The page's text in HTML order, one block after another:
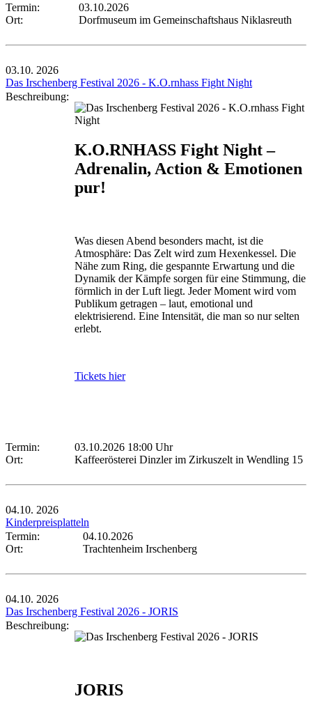
Termin:
03.10.2026
Ort:
Dorfmuseum im Gemeinschaftshaus Niklasreuth
03.10. 2026
Das Irschenberg Festival 2026 - K.O.rnhass Fight Night
Beschreibung:
K.O.RNHASS Fight Night –
Adrenalin, Action & Emotionen
pur!
Was diesen Abend besonders macht, ist die
Atmosphäre: Das Zelt wird zum Hexenkessel. Die
Nähe zum Ring, die gespannte Erwartung und die
Dynamik der Kämpfe sorgen für eine Stimmung, die
förmlich in der Luft liegt. Jeder Moment wird vom
Publikum getragen – laut, emotional und
elektrisierend. Eine Intensität, die man so nur selten
erlebt.
Tickets hier
Termin:
03.10.2026 18:00 Uhr
Ort:
Kaffeerösterei Dinzler im Zirkuszelt in Wendling 15
04.10. 2026
Kinderpreisplatteln
Termin:
04.10.2026
Ort:
Trachtenheim Irschenberg
04.10. 2026
Das Irschenberg Festival 2026 - JORIS
Beschreibung:
JORIS